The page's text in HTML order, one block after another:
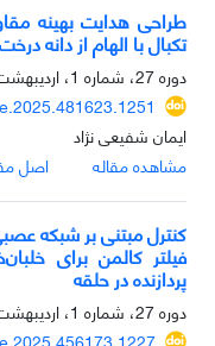
طراحی هدایت بهینه
تکبال با الهام از دانه
دوره 27، شماره 1، اردیبهشت 1404، صفحه
ایمان شفیعی نژاد
مشاهده مقاله
اصل
کنترل مبتنی بر شبکه
فیلتر کالمن برای
پردازنده در حلقه
دوره 27، شماره 1، اردیبهشت 1404، صفحه